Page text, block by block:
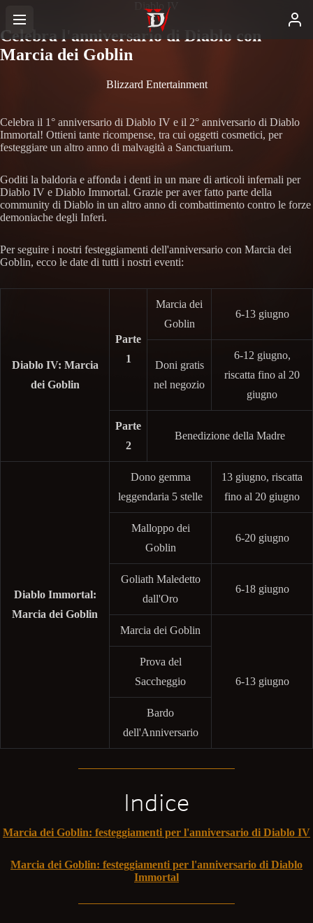
Diablo IV
Celebra l'anniversario di Diablo con
Marcia dei Goblin
Blizzard Entertainment
Celebra il 1° anniversario di Diablo IV e il 2° anniversario di Diablo
Immortal! Ottieni tante ricompense, tra cui oggetti cosmetici, per
festeggiare un altro anno di malvagità a Sanctuarium.
Goditi la baldoria e affonda i denti in un mare di articoli infernali per
Diablo IV e Diablo Immortal. Grazie per aver fatto parte della
community di Diablo in un altro anno di combattimento contro le forze
demoniache degli Inferi.
Per seguire i nostri festeggiamenti dell'anniversario con Marcia dei
Goblin, ecco le date di tutti i nostri eventi:
Diablo IV: Marcia
dei Goblin
Parte
1
Marcia dei
Goblin
6-13 giugno
Doni gratis
nel negozio
6-12 giugno,
riscatta fino al 20
giugno
Parte
2
Benedizione della Madre
Diablo Immortal:
Marcia dei Goblin
Dono gemma
leggendaria 5 stelle
13 giugno, riscatta
fino al 20 giugno
Malloppo dei
Goblin
6-20 giugno
Goliath Maledetto
dall'Oro
6-18 giugno
Marcia dei Goblin
6-13 giugno
Prova del
Saccheggio
Bardo
dell'Anniversario
Indice
Marcia dei Goblin: festeggiamenti per l'anniversario di Diablo IV
Marcia dei Goblin: festeggiamenti per l'anniversario di Diablo
Immortal